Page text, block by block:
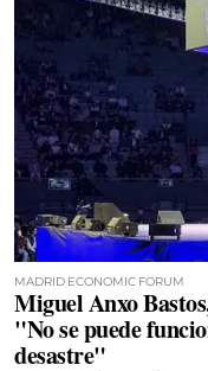
MADRID ECONOMIC FORUM
Miguel Anxo
"No se puede
desastre"